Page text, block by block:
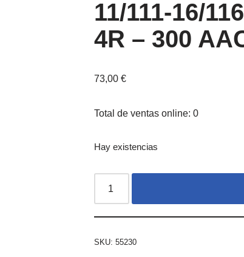
11/111-16/
4R – 300
73,00 €
Total de ventas online: 0
Hay existencias
SKU: 55230